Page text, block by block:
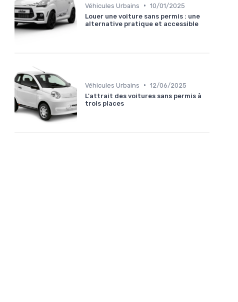
Véhicules Urbains • 10/01/2025
Louer une voiture sans permis : une
alternative pratique et accessible
Véhicules Urbains • 12/06/2025
L'attrait des voitures sans permis à
trois places